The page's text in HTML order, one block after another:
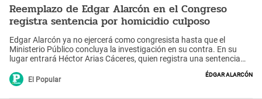
Reemplazo de Edgar Alarcón en el Congreso
registra sentencia por homicidio culposo
Edgar Alarcón ya no ejercerá como congresista hasta que el
Ministerio Público concluya la investigación en su contra. En su
lugar entrará Héctor Arias Cáceres, quien registra una sentencia
El Popular
Édgar Alarcón